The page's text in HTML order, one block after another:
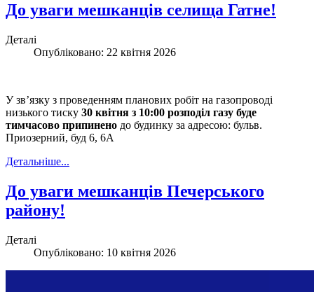
До уваги мешканців селища Гатне!
Деталі
Опубліковано: 22 квітня 2026
У зв’язку з проведенням планових робіт на газопроводі
низького тиску 30 квітня з 10:00 розподіл газу буде
тимчасово припинено до будинку за адресою: бульв.
Приозерний, буд 6, 6А
Детальніше...
До уваги мешканців Печерського
району!
Деталі
Опубліковано: 10 квітня 2026